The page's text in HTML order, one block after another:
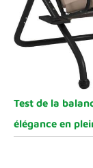
Test de la
élégance en